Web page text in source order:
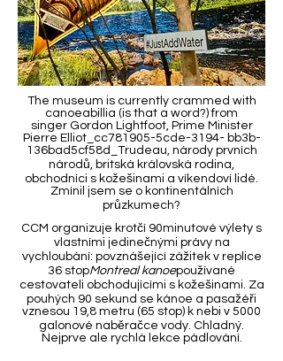
The museum is currently crammed with
canoeabillia (is that a word?) from
singer Gordon Lightfoot, Prime Minister
Pierre Elliot_cc781905-5cde-3194- bb3b-
136bad5cf58d_Trudeau, národy prvních
národů, britská královská rodina,
obchodníci s kožešinami a víkendoví lidé.
Zmínil jsem se o kontinentálních
průzkumech?
CCM organizuje krotčí 90minutové výlety s
vlastními jedinečnými právy na
vychloubání: povznášející zážitek v replice
36 stopMontreal kanoepoužívané
cestovateli obchodujícími s kožešinami. Za
pouhých 90 sekund se kánoe a pasažéři
vznesou 19,8 metru (65 stop) k nebi v 5000
galonové naběračce vody. Chladný.
Nejprve ale rychlá lekce pádlování.